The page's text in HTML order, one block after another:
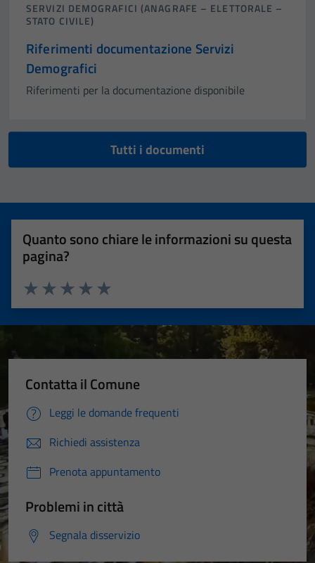
SERVIZI DEMOGRAFICI (ANAGRAFE – ELETTORALE –
STATO CIVILE)
Riferimenti documentazione Servizi
Demografici
Riferimenti per la documentazione disponibile
Tutti i documenti
Quanto sono chiare le informazioni su questa
pagina?
Valuta 5 stelle su 5
Valuta 4 stelle su 5
Valuta 3 stelle su 5
Valuta 2 stelle su 5
Valuta 1 stelle su 5
Contatta il Comune
Leggi le domande frequenti
Richiedi assistenza
Prenota appuntamento
Problemi in città
Segnala disservizio